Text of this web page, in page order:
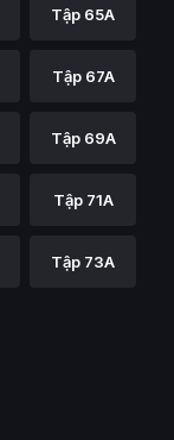
Tập 65A
Tập 67A
Tập 69A
Tập 71A
Tập 73A